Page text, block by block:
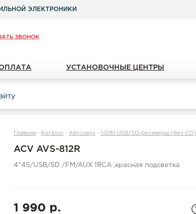
ЭЛЕКТРОНИКИ
ЗВОНОК
УСТАНОВОЧНЫЕ ЦЕНТРЫ
Главная - Каталог -Автозвук - 1-DIN USB/SD-ресиверы (без CD)
ACV AVS-812R
4*45/USB/SD /FM/AUX 1RCA ,красная подсветка
1 990 р.